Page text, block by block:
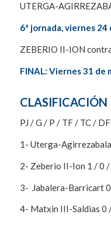
UTERGA-
6ª jornada, viernes 24
ZEBERIO II-ION
FINAL: Viernes 31 de
CLASIFICACIÓN
PJ / G / P / TF / TC /
1- Uterga-
2- Zeberio II-Ion 1 / 0
3- Jabalera-Barricart
4- Matxin III-Saldias 0